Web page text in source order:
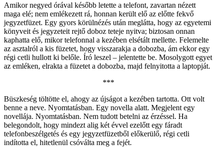
Amikor negyed órával később letette a telefont, zavartan nézett
maga elé; nem emlékezett rá, honnan került elő az előtte fekvő
jegyzetfüzet. Egy gyors körülnézés után meglátta, hogy az egyetemi
könyveit és jegyzeteit rejtő doboz teteje nyitva; biztosan onnan
kaphatta elő, mikor telefonnal a kezében elsétált mellette. Felemelte
az asztalról a kis füzetet, hogy visszarakja a dobozba, ám ekkor egy
régi cetli hullott ki belőle. Író leszel – jelentette be. Mosolygott egyet
az emléken, elrakta a füzetet a dobozba, majd felnyitotta a laptopját.
***
Büszkeség töltötte el, ahogy az újságot a kezében tartotta. Ott volt
benne a neve. Nyomtatásban. Egy novella alatt. Megjelent egy
novellája. Nyomtatásban. Nem tudott betelni az érzéssel. Ha
belegondolt, hogy mindezt alig két évvel ezelőtt egy fáradt
telefonbeszélgetés és egy jegyzetfüzetből előkerülő, régi cetli
indította el, hitetlenül csóválta meg a fejét.